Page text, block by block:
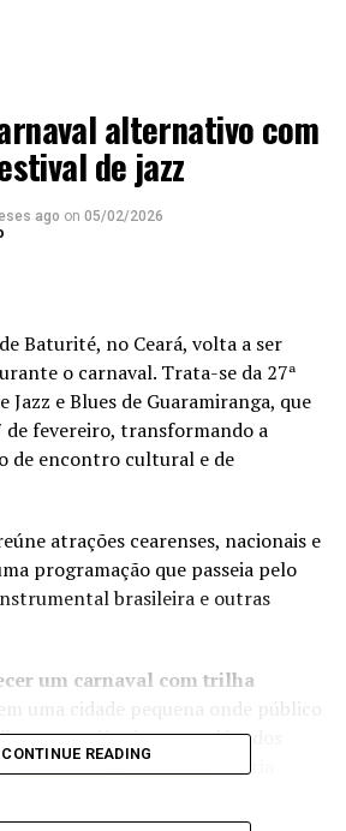
alternativo com
de jazz
ago on 05/02/2026
Baturité, no Ceará, volta a ser
o carnaval. Trata-se da 27ª
Jazz e Blues de Guaramiranga, que
de fevereiro, transformando a
de encontro cultural e de
atrações cearenses, nacionais e
programação que passeia pelo
brasileira e outras
um carnaval com trilha
, em uma cidade pequena onde público
experiências para além dos
Festival de Jazz e Blues
, Maria
CONTINUE READING